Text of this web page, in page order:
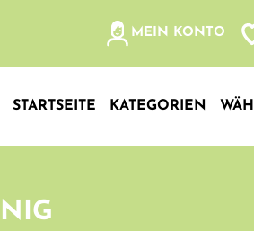
Beispiel Wein, Fleisch, Keramik, Holz, etc...
MEIN KONTO
STARTSEITE KATEGORIEN